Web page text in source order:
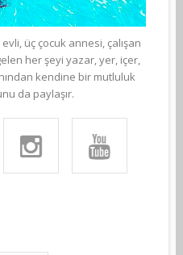
üç çocuk annesi, çalışan
her şeyi yazar, yer, içer,
kendine bir mutluluk
da paylaşır.